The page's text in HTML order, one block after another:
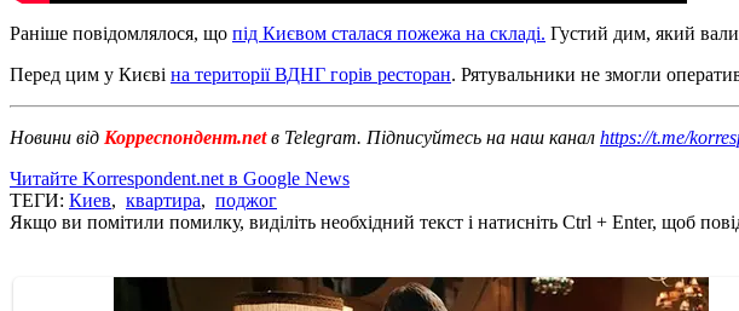
Раніше повідомлялося, що під Києвом сталася пожежа на складі. Густий дим, який
Перед цим у Києві на території ВДНГ горів ресторан. Рятувальники не змогли
Новини від Корреспондент.netв Telegram. Підписуйтесь на наш канал https://t.me/
Читайте Korrespondent.net в Google News
ТЕГИ: Киев, квартира, поджог
Якщо ви помітили помилку, виділіть необхідний текст і натисніть Ctrl + Enter, щоб